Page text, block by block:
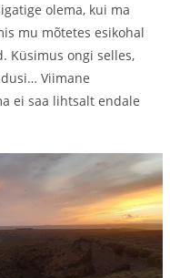
olema, kui ma
mu mõtetes esikohal
Küsimus ongi selles,
Viimane
ei saa lihtsalt endale